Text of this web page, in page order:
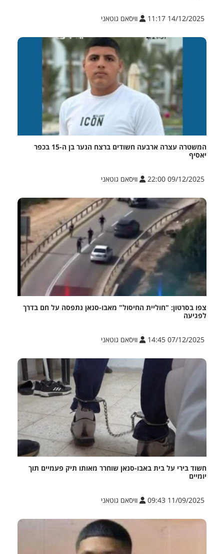
14/12/2025 11:17 וויסאם גוטאני
המשטרה עצרה ארבעה חשודים ברצח הנער בן ה-15 בכפר
יאסיף
09/12/2025 22:00 וויסאם גוטאני
צפו בסרטון: "חוליית החיסול" מאבו-סנאן נתפסה על חם בדרך
לפגיעה
07/12/2025 14:45 וויסאם גוטאני
חשוד בירי על בית באבו-סנאן שוחרר מאותו תיק פעמיים תוך
יומיים
11/09/2025 09:43 וויסאם גוטאני